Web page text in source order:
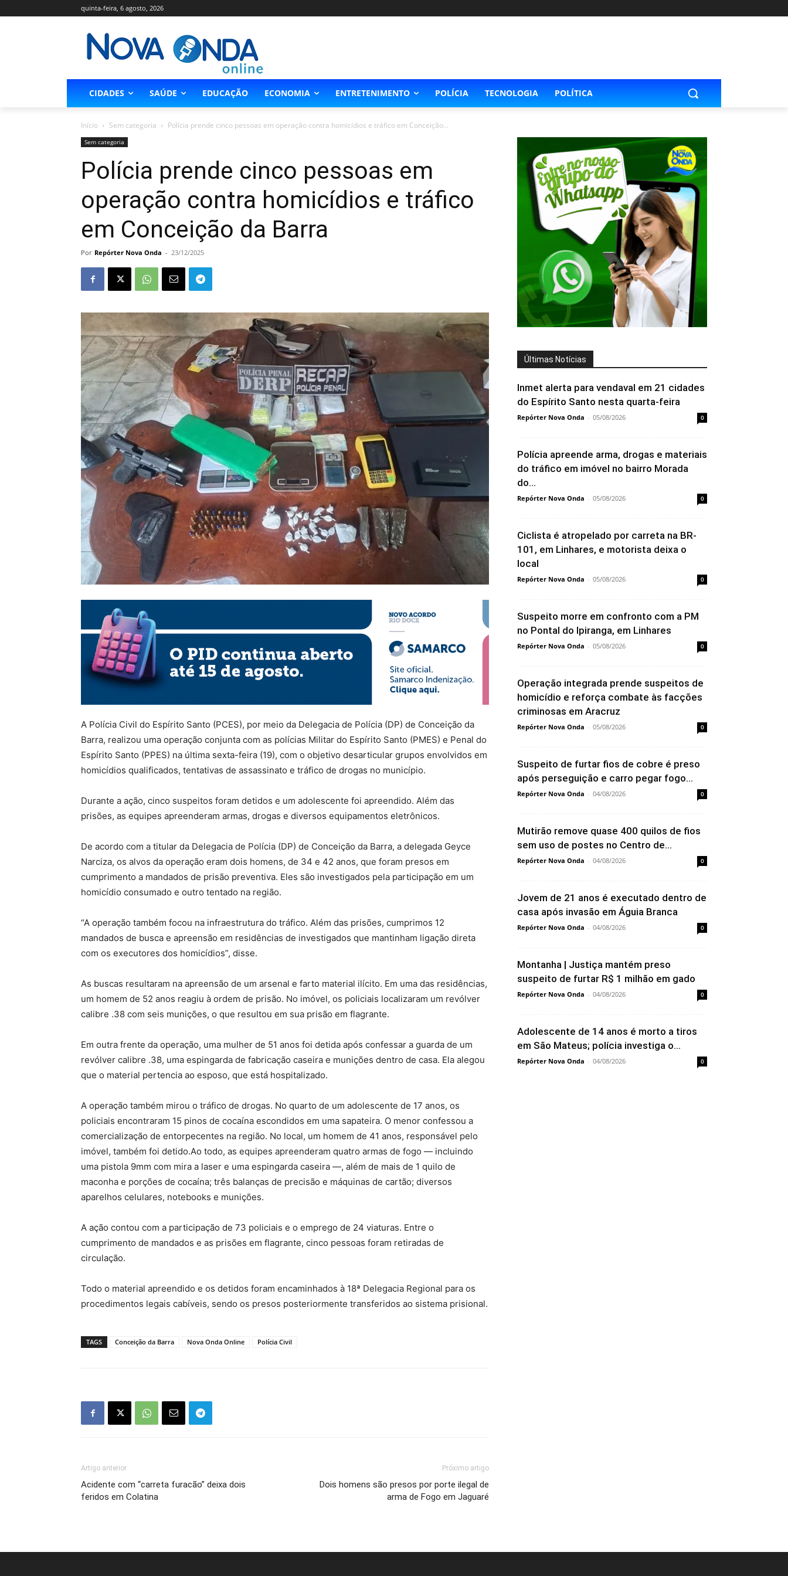
quinta-feira, 6 agosto, 2026
CIDADES SAÚDE EDUCAÇÃO ECONOMIA ENTRETENIMENTO POLÍCIA TECNOLOGIA POLÍTICA
Início Sem categoria Polícia prende cinco pessoas em operação contra homicídios e tráfico em Conceição...
Sem categoria
Polícia prende cinco pessoas em
operação contra homicídios e tráfico
em Conceição da Barra
Por Repórter Nova Onda - 23/12/2025
A Polícia Civil do Espírito Santo (PCES), por meio da Delegacia de Polícia (DP) de Conceição da
Barra, realizou uma operação conjunta com as polícias Militar do Espírito Santo (PMES) e Penal do
Espírito Santo (PPES) na última sexta-feira (19), com o objetivo desarticular grupos envolvidos em
homicídios qualificados, tentativas de assassinato e tráfico de drogas no município.
Durante a ação, cinco suspeitos foram detidos e um adolescente foi apreendido. Além das
prisões, as equipes apreenderam armas, drogas e diversos equipamentos eletrônicos.
De acordo com a titular da Delegacia de Polícia (DP) de Conceição da Barra, a delegada Geyce
Narciza, os alvos da operação eram dois homens, de 34 e 42 anos, que foram presos em
cumprimento a mandados de prisão preventiva. Eles são investigados pela participação em um
homicídio consumado e outro tentado na região.
“A operação também focou na infraestrutura do tráfico. Além das prisões, cumprimos 12
mandados de busca e apreensão em residências de investigados que mantinham ligação direta
com os executores dos homicídios”, disse.
As buscas resultaram na apreensão de um arsenal e farto material ilícito. Em uma das residências,
um homem de 52 anos reagiu à ordem de prisão. No imóvel, os policiais localizaram um revólver
calibre .38 com seis munições, o que resultou em sua prisão em flagrante.
Em outra frente da operação, uma mulher de 51 anos foi detida após confessar a guarda de um
revólver calibre .38, uma espingarda de fabricação caseira e munições dentro de casa. Ela alegou
que o material pertencia ao esposo, que está hospitalizado.
A operação também mirou o tráfico de drogas. No quarto de um adolescente de 17 anos, os
policiais encontraram 15 pinos de cocaína escondidos em uma sapateira. O menor confessou a
comercialização de entorpecentes na região. No local, um homem de 41 anos, responsável pelo
imóvel, também foi detido.Ao todo, as equipes apreenderam quatro armas de fogo — incluindo
uma pistola 9mm com mira a laser e uma espingarda caseira —, além de mais de 1 quilo de
maconha e porções de cocaína; três balanças de precisão e máquinas de cartão; diversos
aparelhos celulares, notebooks e munições.
A ação contou com a participação de 73 policiais e o emprego de 24 viaturas. Entre o
cumprimento de mandados e as prisões em flagrante, cinco pessoas foram retiradas de
circulação.
Todo o material apreendido e os detidos foram encaminhados à 18ª Delegacia Regional para os
procedimentos legais cabíveis, sendo os presos posteriormente transferidos ao sistema prisional.
TAGS Conceição da Barra Nova Onda Online Polícia Civil
Artigo anterior
Acidente com “carreta furacão” deixa dois
feridos em Colatina
Próximo artigo
Dois homens são presos por porte ilegal de
arma de Fogo em Jaguaré
Últimas Notícias
Inmet alerta para vendaval em 21 cidades
do Espírito Santo nesta quarta-feira
Repórter Nova Onda - 05/08/2026 0
Polícia apreende arma, drogas e materiais
do tráfico em imóvel no bairro Morada
do...
Repórter Nova Onda - 05/08/2026 0
Ciclista é atropelado por carreta na BR-
101, em Linhares, e motorista deixa o
local
Repórter Nova Onda - 05/08/2026 0
Suspeito morre em confronto com a PM
no Pontal do Ipiranga, em Linhares
Repórter Nova Onda - 05/08/2026 0
Operação integrada prende suspeitos de
homicídio e reforça combate às facções
criminosas em Aracruz
Repórter Nova Onda - 05/08/2026 0
Suspeito de furtar fios de cobre é preso
após perseguição e carro pegar fogo...
Repórter Nova Onda - 04/08/2026 0
Mutirão remove quase 400 quilos de fios
sem uso de postes no Centro de...
Repórter Nova Onda - 04/08/2026 0
Jovem de 21 anos é executado dentro de
casa após invasão em Águia Branca
Repórter Nova Onda - 04/08/2026 0
Montanha | Justiça mantém preso
suspeito de furtar R$ 1 milhão em gado
Repórter Nova Onda - 04/08/2026 0
Adolescente de 14 anos é morto a tiros
em São Mateus; polícia investiga o...
Repórter Nova Onda - 04/08/2026 0